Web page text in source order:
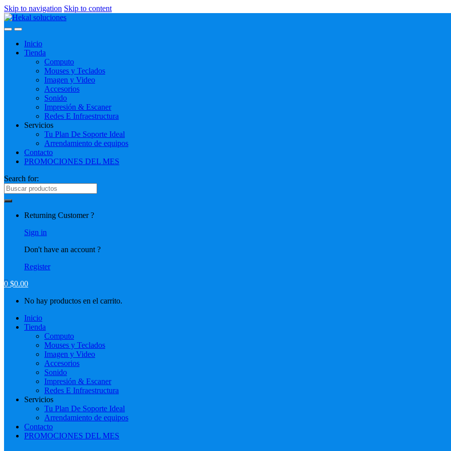
Skip to navigation Skip to content
Inicio
Tienda
Computo
Mouses y Teclados
Imagen y Video
Accesorios
Sonido
Impresión & Escaner
Redes E Infraestructura
Servicios
Tu Plan De Soporte Ideal
Arrendamiento de equipos
Contacto
PROMOCIONES DEL MES
Search for:
Returning Customer ?
Sign in
Don't have an account ?
Register
0 $0.00
No hay productos en el carrito.
Inicio
Tienda
Computo
Mouses y Teclados
Imagen y Video
Accesorios
Sonido
Impresión & Escaner
Redes E Infraestructura
Servicios
Tu Plan De Soporte Ideal
Arrendamiento de equipos
Contacto
PROMOCIONES DEL MES